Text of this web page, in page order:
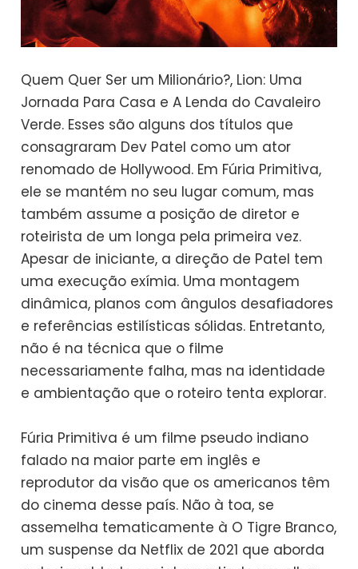
Quem Quer Ser um Milionário?, Lion: Uma
Jornada Para Casa e A Lenda do Cavaleiro
Verde. Esses são alguns dos títulos que
consagraram Dev Patel como um ator
renomado de Hollywood. Em Fúria Primitiva,
ele se mantém no seu lugar comum, mas
também assume a posição de diretor e
roteirista de um longa pela primeira vez.
Apesar de iniciante, a direção de Patel tem
uma execução exímia. Uma montagem
dinâmica, planos com ângulos desafiadores
e referências estilísticas sólidas. Entretanto,
não é na técnica que o filme
necessariamente falha, mas na identidade
e ambientação que o roteiro tenta explorar.
Fúria Primitiva é um filme pseudo indiano
falado na maior parte em inglês e
reprodutor da visão que os americanos têm
do cinema desse país. Não à toa, se
assemelha tematicamente à O Tigre Branco,
um suspense da Netflix de 2021 que aborda